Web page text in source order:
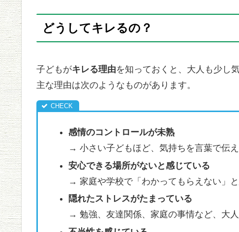
どうしてキレるの？
子どもがキレる理由を知っておくと、大人も少し
主な理由は次のようなものがあります。
感情のコントロールが未熟
→ 小さい子どもほど、気持ちを言葉で伝え
安心できる場所がないと感じている
→ 家庭や学校で「わかってもらえない」
隠れたストレスがたまっている
→ 勉強、友達関係、家庭の事情など、大